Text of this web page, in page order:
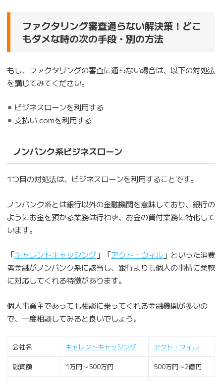
ファクタリング審査通らない解決策！どこ
もダメな時の次の手段・別の方法
もし、ファクタリングの審査に通らない場合は、以下の対処法
を講じてみてください。
ビジネスローンを利用する
支払い.comを利用する
ノンバンク系ビジネスローン
1つ目の対処法は、ビジネスローンを利用することです。
ノンバンク系とは銀行以外の金融機関を意味しており、銀行の
ようにお金を預かる業務は行わず、お金の貸付業務に特化して
います。
「キャレントキャッシング」「アクト・ウィル」といった消費
者金融がノンバンク系に該当し、銀行よりも個人の事情に柔軟
に対応してくれる特徴があります。
個人事業主であっても相談に乗ってくれる金融機関が多いの
で、一度相談してみると良いでしょう。
会社名 キャレントキャッシング アクト・ウィル
融資額 1万円～500万円 500万円～2億円